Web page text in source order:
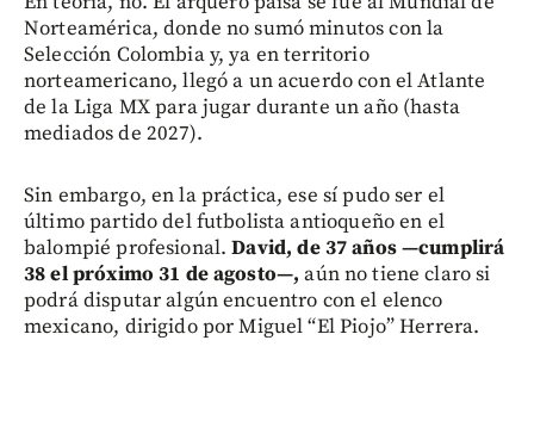
Norteamérica, donde no sumó minutos con la
Selección Colombia y, ya en territorio
norteamericano, llegó a un acuerdo con el Atlante
de la Liga MX para jugar durante un año (hasta
mediados de 2027).
Sin embargo, en la práctica, ese sí pudo ser el
último partido del futbolista antioqueño en el
balompié profesional.David, de 37 años —cumplirá
38 el próximo 31 de agosto—, aún no tiene claro si
podrá disputar algún encuentro con el elenco
mexicano, dirigido por Miguel “El Piojo” Herrera.